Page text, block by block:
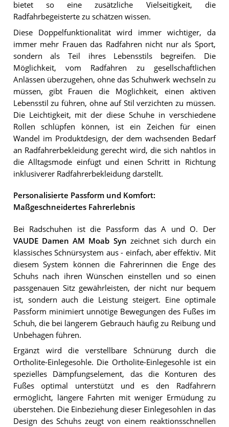
bietet so eine zusätzliche Vielseitigkeit, die
Radfahrbegeisterte zu schätzen wissen.
Diese Doppelfunktionalität wird immer wichtiger, da
immer mehr Frauen das Radfahren nicht nur als Sport,
sondern als Teil ihres Lebensstils begreifen. Die
Möglichkeit, vom Radfahren zu gesellschaftlichen
Anlässen überzugehen, ohne das Schuhwerk wechseln zu
müssen, gibt Frauen die Möglichkeit, einen aktiven
Lebensstil zu führen, ohne auf Stil verzichten zu müssen.
Die Leichtigkeit, mit der diese Schuhe in verschiedene
Rollen schlüpfen können, ist ein Zeichen für einen
Wandel im Produktdesign, der dem wachsenden Bedarf
an Radfahrerbekleidung gerecht wird, die sich nahtlos in
die Alltagsmode einfügt und einen Schritt in Richtung
inklusiverer Radfahrerbekleidung darstellt.
Personalisierte Passform und Komfort:
Maßgeschneidertes Fahrerlebnis
Bei Radschuhen ist die Passform das A und O. Der
VAUDE Damen AM Moab Syn zeichnet sich durch ein
klassisches Schnürsystem aus - einfach, aber effektiv. Mit
diesem System können die Fahrerinnen die Enge des
Schuhs nach ihren Wünschen einstellen und so einen
passgenauen Sitz gewährleisten, der nicht nur bequem
ist, sondern auch die Leistung steigert. Eine optimale
Passform minimiert unnötige Bewegungen des Fußes im
Schuh, die bei längerem Gebrauch häufig zu Reibung und
Unbehagen führen.
Ergänzt wird die verstellbare Schnürung durch die
Ortholite-Einlegesohle. Die Ortholite-Einlegesohle ist ein
spezielles Dämpfungselement, das die Konturen des
Fußes optimal unterstützt und es den Radfahrern
ermöglicht, längere Fahrten mit weniger Ermüdung zu
überstehen. Die Einbeziehung dieser Einlegesohlen in das
Design des Schuhs zeugt von einem reaktionsschnellen